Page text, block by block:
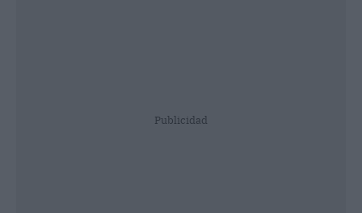
Publicidad